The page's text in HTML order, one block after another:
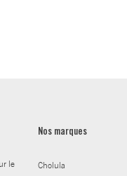
le
Nos marques
Cholula